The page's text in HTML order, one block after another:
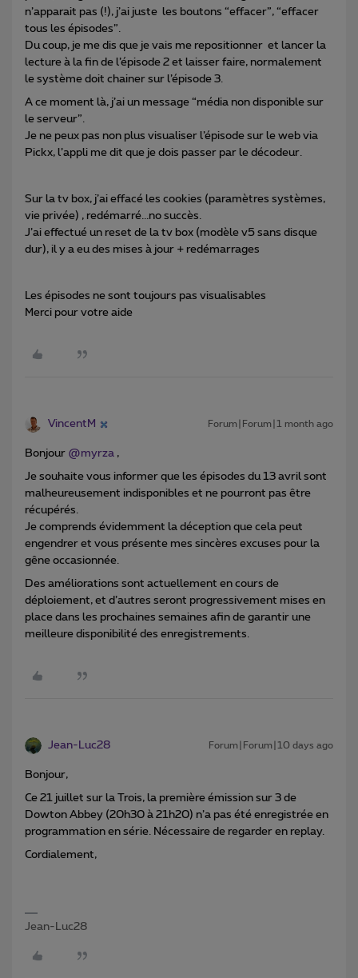
n’apparait pas (!), j’ai juste les boutons “effacer”, “effacer
tous les épisodes”.
Du coup, je me dis que je vais me repositionner et lancer la
lecture à la fin de l’épisode 2 et laisser faire, normalement
le système doit chainer sur l’épisode 3.
A ce moment là, j’ai un message “média non disponible sur
le serveur”.
Je ne peux pas non plus visualiser l’épisode sur le web via
Pickx, l’appli me dit que je dois passer par le décodeur.
Sur la tv box, j’ai effacé les cookies (paramètres systèmes,
vie privée) , redémarré...no succès.
J’ai effectué un reset de la tv box (modèle v5 sans disque
dur), il y a eu des mises à jour + redémarrages
Les épisodes ne sont toujours pas visualisables
Merci pour votre aide
VincentM Forum|Forum|1 month ago
Bonjour ​ @myrza ,
Je souhaite vous informer que les épisodes du 13 avril sont
malheureusement indisponibles et ne pourront pas être
récupérés.
Je comprends évidemment la déception que cela peut
engendrer et vous présente mes sincères excuses pour la
gêne occasionnée.
Des améliorations sont actuellement en cours de
déploiement, et d’autres seront progressivement mises en
place dans les prochaines semaines afin de garantir une
meilleure disponibilité des enregistrements.
Jean-Luc28 Forum|Forum|10 days ago
Bonjour,
Ce 21 juillet sur la Trois, la première émission sur 3 de
Dowton Abbey (20h30 à 21h20) n’a pas été enregistrée en
programmation en série. Nécessaire de regarder en replay.
Cordialement,
Jean-Luc28